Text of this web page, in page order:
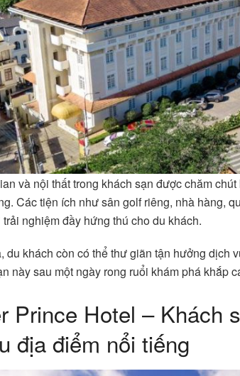
và nội thất trong khách sạn được chăm
Các tiện ích như sân golf riêng, nhà hàng,
trải nghiệm đầy hứng thú cho du khách.
du khách còn có thể thư giãn tận hưởng dịch
này sau một ngày rong ruổi khám phá khắp
Prince Hotel – Khách
địa điểm nổi tiếng